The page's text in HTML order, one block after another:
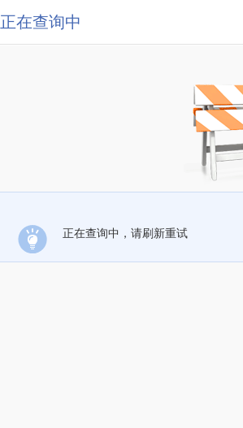
正在查询中
正在查询中，请刷新重试